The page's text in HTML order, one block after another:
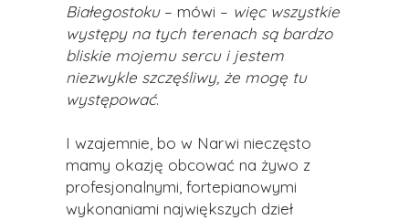
Białegostoku – mówi – więc wszystkie
występy na tych terenach są bardzo
bliskie mojemu sercu i jestem
niezwykle szczęśliwy, że mogę tu
występować.
I wzajemnie, bo w Narwi nieczęsto
mamy okazję obcować na żywo z
profesjonalnymi, fortepianowymi
wykonaniami największych dzieł